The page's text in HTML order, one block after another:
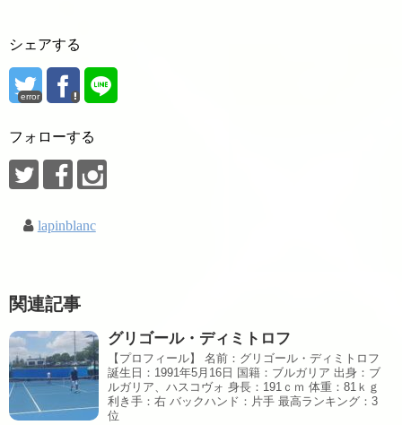
シェアする
error
フォローする
lapinblanc
関連記事
グリゴール・ディミトロフ
【プロフィール】 名前：グリゴール・ディミトロフ
誕生日：1991年5月16日 国籍：ブルガリア 出身：ブ
ルガリア、ハスコヴォ 身長：191ｃｍ 体重：81ｋｇ
利き手：右 バックハンド：片手 最高ランキング：3
位